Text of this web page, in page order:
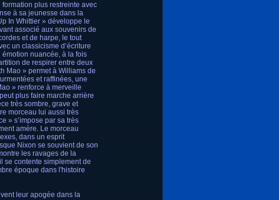
plus restreinte avec
à sa jeunesse dans la
In Whittier » développe le
associé aux souvenirs de
et de harpe, le tout
un classicisme d’écriture
émotion nuancée, à la fois
de respirer entre deux
Mao » permet à Williams de
et raffinées, une
» renforce à merveille
plus faire marche arrière
très sombre, grave et
morceau lui aussi très
» s’impose par sa très
amère. Le morceau
dans un esprit
Nixon se souvient de son
les ravages de la
se contente simplement de
époque dans l'histoire
leur apogée dans la